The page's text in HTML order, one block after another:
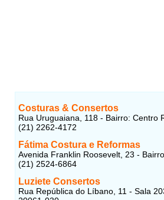
Costuras & Consertos
Rua Uruguaiana, 118 - Bairro: Centro
(21) 2262-4172
Fátima Costura e Reformas
Avenida Franklin Roosevelt, 23 -
(21) 2524-6864
Luziete Consertos
Rua República do Líbano, 11 - Sala